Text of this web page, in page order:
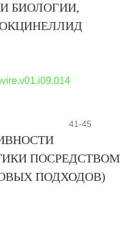
БИОЛОГИИ,
41-45
ПОСРЕДСТВОМ
ПОДХОДОВ)